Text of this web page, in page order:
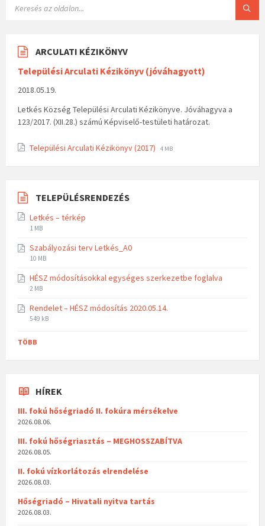
ARCULATI KÉZIKÖNYV
Települési Arculati Kézikönyv (jóváhagyott)
2018.05.19.
Letkés Község Települési Arculati Kézikönyve. Jóváhagyva a
123/2017. (XII.28.) számú Képviselő-testületi határozat.
Települési Arculati Kézikönyv (2017) 4 MB
TELEPÜLÉSRENDEZÉS
Letkés – térkép
1 MB
Szabályozási terv Letkés_A0
10 MB
HÉSZ módosításokkal egységes szerkezetbe foglalva
2 MB
Rendelet – HÉSZ módosítás 2020.05.14.
549 kB
TÖBB
HÍREK
III. fokú hőségriadó II. fokúra mérsékelve
2026.08.06.
III. fokú hőségriasztás – MEGHOSSZABÍTVA
2026.08.05.
II. fokú vízkorlátozás elrendelése
2026.08.03.
Hőségriadó – Hivatali nyitva tartás
2026.08.03.